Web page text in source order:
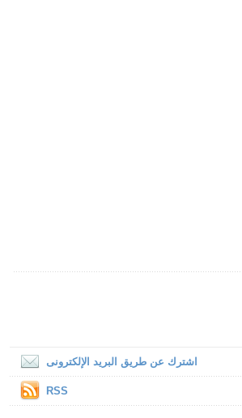
اشترك عن طريق البريد الإلكترونى
RSS